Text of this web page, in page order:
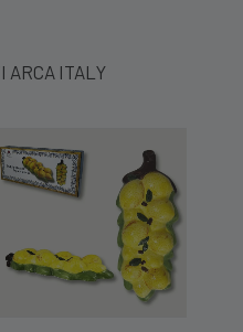
ARCA ITALY